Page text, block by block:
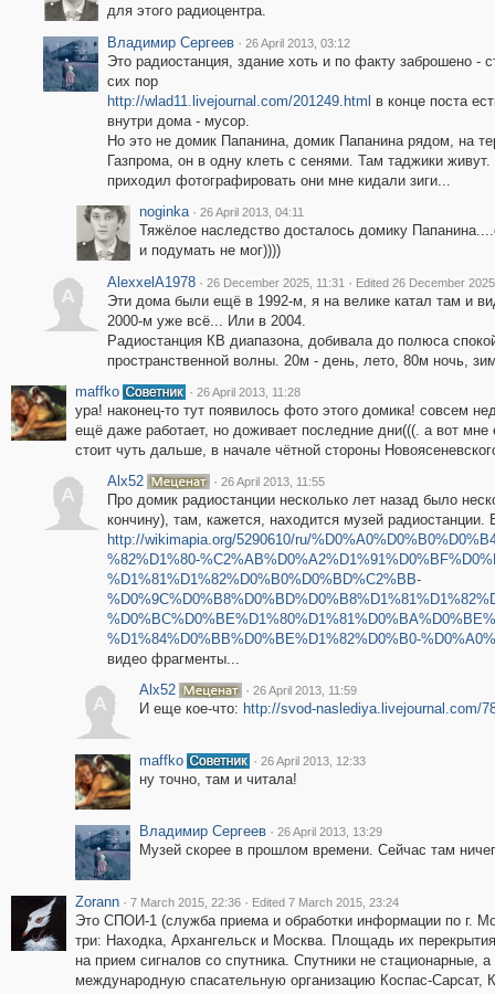
для этого радиоцентра.
Владимир Сергеев · 26 April 2013, 03:12
Это радиостанция, здание хоть и по факту заброшено -
сих пор
http://wlad11.livejournal.com/201249.html в конце поста
внутри дома - мусор.
Но это не домик Папанина, домик Папанина рядом, на
Газпрома, он в одну клеть с сенями. Там таджики живут.
приходил фотографировать они мне кидали зиги...
noginka · 26 April 2013, 04:11
Тяжёлое наследство досталось домику
и подумать не мог))))
A
AlexxelA1978 · 26 December 2025, 11:31 · Edited 26 December
Эти дома были ещё в 1992-м, я на велике катал там и
2000-м уже всё... Или в 2004.
Радиостанция КВ диапазона, добивала до полюса
пространственной волны. 20м - день, лето, 80м ночь,
maffko
· 26 April 2013, 11:28
ура! наконец-то тут появилось фото этого домика! совсем
ещё даже работает, но доживает последние дни(((. а вот мне
стоит чуть дальше, в начале чётной стороны
A
Alx52 · 26 April 2013, 11:55
Про домик радиостанции несколько лет назад было
кончину), там, кажется, находится музей
http://wikimapia.org/5290610/ru/
%82%D1%80-
%D1%81%D1%82%D0%B0%D0%BD%C2%BB-
%D1%84%D0%BB%D0%BE%D1%82%D0%B0-
видео фрагменты...
A
Alx52 · 26 April 2013, 11:59
И еще кое-что: http://svod-naslediya.livejournal.com/
maffko · 26 April 2013, 12:33
ну точно, там и читала!
Владимир Сергеев · 26 April 2013, 13:29
Музей скорее в прошлом времени. Сейчас там
Zorann · 7 March 2015, 22:36 · Edited 7 March 2015, 23:24
Это СПОИ-1 (служба приема и обработки информации по г.
три: Находка, Архангельск и Москва. Площадь их
на прием сигналов со спутника. Спутники не
международную спасательную организацию Коспас-